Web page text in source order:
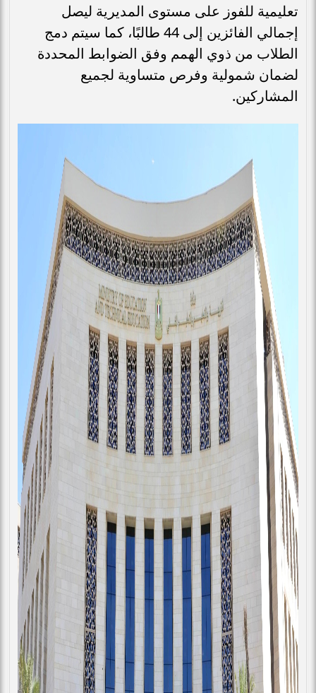
تعليمية للفوز على مستوى المديرية ليصل
إجمالي الفائزين إلى 44 طالبًا، كما سيتم دمج
الطلاب من ذوي الهمم وفق الضوابط المحددة
لضمان شمولية وفرص متساوية لجميع
المشاركين.